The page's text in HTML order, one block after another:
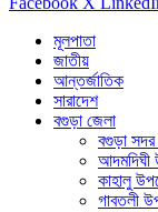
মূলপাতা
জাতীয়
আন্তর্জাতিক
সারাদেশ
বগুড়া জেলা
বগুড়া
আদমদিঘী
কাহালু
গাবতলী